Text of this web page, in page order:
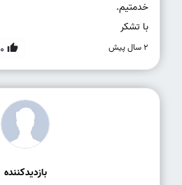
با تشکر
2 سال پیش 0
بازدیدکننده